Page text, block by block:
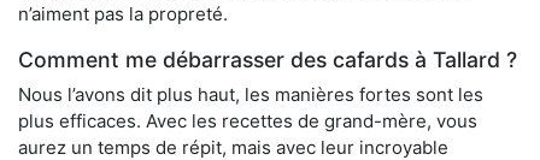
n’aiment pas la propreté.
Comment me débarrasser des cafards à Tallard ?
Nous l’avons dit plus haut, les manières fortes sont les
plus efficaces. Avec les recettes de grand-mère, vous
aurez un temps de répit, mais avec leur incroyable